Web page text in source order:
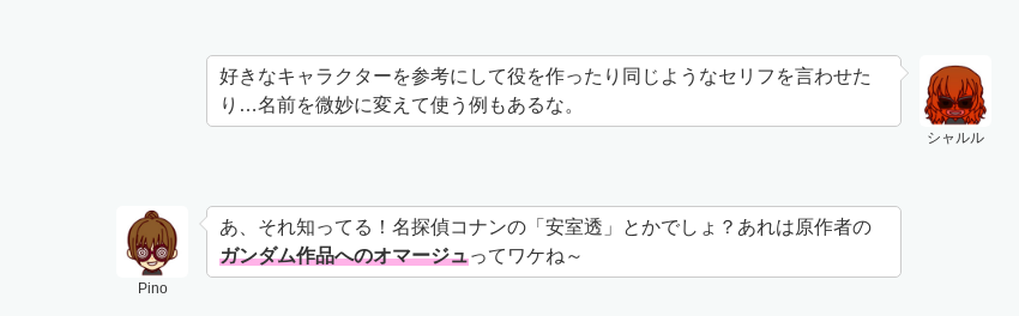
シャルル
好きなキャラクターを参考にして役を作ったり同じようなセリフを言わせた
り…名前を微妙に変えて使う例もあるな。
Pino
あ、それ知ってる！名探偵コナンの「安室透」とかでしょ？あれは原作者の
ガンダム作品へのオマージュってワケね～